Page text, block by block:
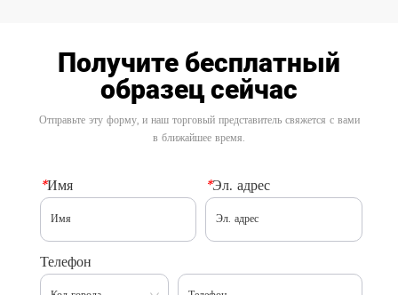
Получите бесплатный
образец сейчас
Отправьте эту форму, и наш торговый представитель свяжется с вами
в ближайшее время.
*Имя *Эл. адрес
Телефон